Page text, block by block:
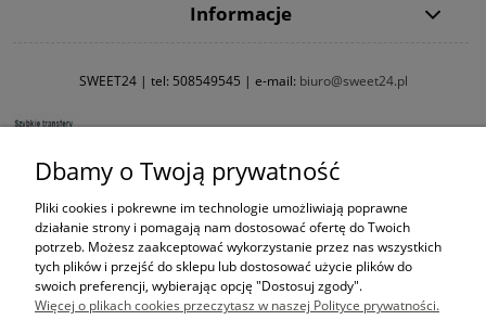
Informacje
SWEET24 | tel: 508549545 | e-mail: biuro@sweet24.pl
Dbamy o Twoją prywatność
Pliki cookies i pokrewne im technologie umożliwiają poprawne
działanie strony i pomagają nam dostosować ofertę do Twoich
potrzeb. Możesz zaakceptować wykorzystanie przez nas wszystkich
tych plików i przejść do sklepu lub dostosować użycie plików do
swoich preferencji, wybierając opcję "Dostosuj zgody".
Więcej o plikach cookies przeczytasz w naszej Polityce prywatności.